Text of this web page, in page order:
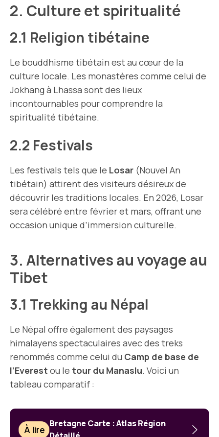
2. Culture et spiritualité
2.1 Religion tibétaine
Le bouddhisme tibétain est au cœur de la
culture locale. Les monastères comme celui de
Jokhang à Lhassa sont des lieux
incontournables pour comprendre la
spiritualité tibétaine.
2.2 Festivals
Les festivals tels que le Losar (Nouvel An
tibétain) attirent des visiteurs désireux de
découvrir les traditions locales. En 2026, Losar
sera célébré entre février et mars, offrant une
occasion unique d’immersion culturelle.
3. Alternatives au voyage au
Tibet
3.1 Trekking au Népal
Le Népal offre également des paysages
himalayens spectaculaires avec des treks
renommés comme celui du Camp de base de
l’Everest ou le tour du Manaslu. Voici un
tableau comparatif :
À lire
Bretagne Carte : Atlas Région